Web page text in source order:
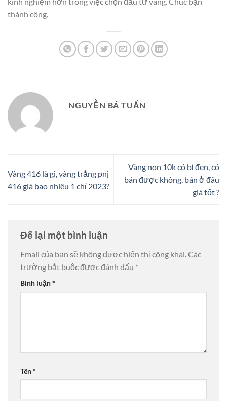
thành công.
NGUYỄN BÁ TUẤN
Vàng 416 là gì, vàng trắng pnj
416 giá bao nhiêu 1 chỉ 2023?
Vàng non 10k có bị đen, có
bán được không, bán ở đâu
giá tốt ?
Để lại một bình luận
Email của bạn sẽ không được hiển thị công khai.Các
trường bắt buộc được đánh dấu *
Bình luận*
Tên*